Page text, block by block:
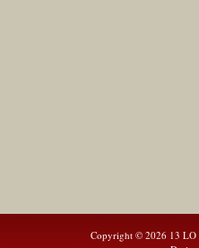
Copyright © 2026 13 LO